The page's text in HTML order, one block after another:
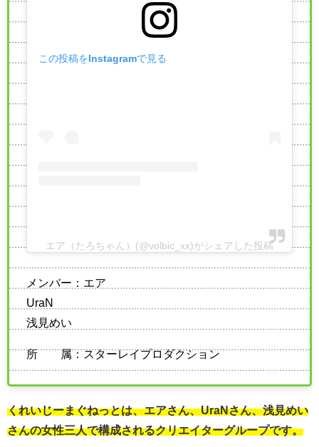
この投稿をInstagramで見る
エア（たろちゃん）(@volbic_xx)がシェアした投稿
メンバー：エア
UraN
浅見めい
所 属：スターレイプロダクション
くれいじーまぐねっとは、エアさん、UraNさん、浅見めい
さんの女性三人で構成されるクリエイターグループです。